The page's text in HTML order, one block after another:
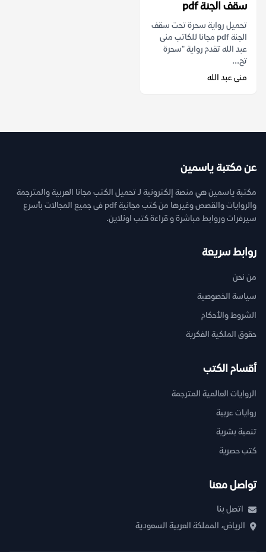
سقف الجنة pdf
تحميل رواية سحرة تحت سقف
الجنة pdf مجانا للكاتب منى
عبد الله تقدم رواية "سحرة
تح...
منى عبد الله
عن مكتبة ياسمين
مكتبة ياسمين هي منصة إلكترونية لـ تحميل الكتب مجانا العربية والمترجمة
والروايات والقصص وغيرها من كتب مجانية pdf فى جميع المجالات بأسرع
سيرفرات وروابط مباشرة و قراءة كتب اونلاين.
روابط سريعة
من نحن
سياسة الخصوصية
الشروط والأحكام
حقوق الملكية الفكرية
أقسام الكتب
الروايات العالمية المترجمة
روايات عربية
تنمية بشرية
كتب حصرية
تواصل معنا
اتصل بنا
الرياض، المملكة العربية السعودية